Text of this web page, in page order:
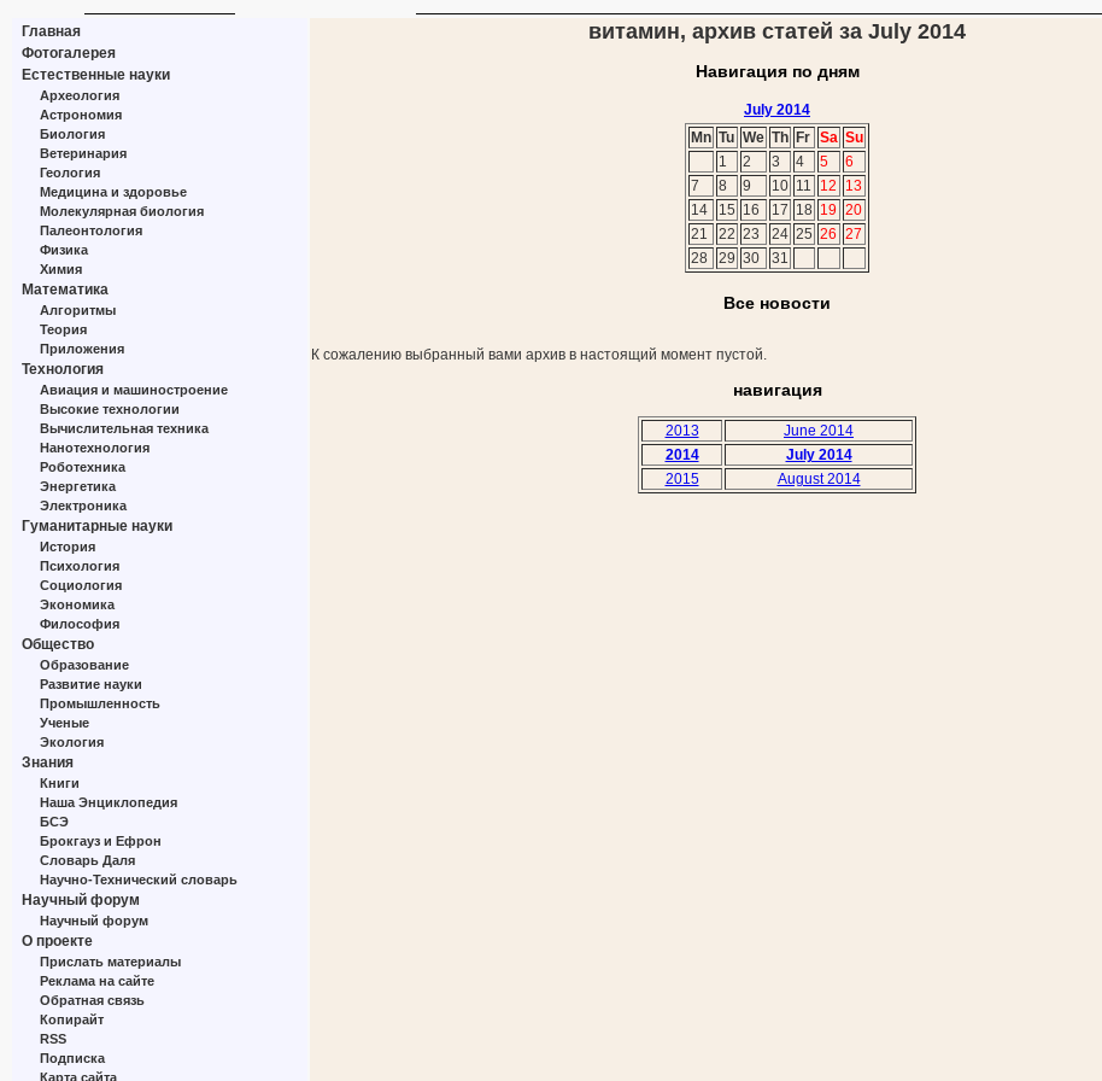
Главная
Фотогалерея
Естественные науки
Археология
Астрономия
Биология
Ветеринария
Геология
Медицина и здоровье
Молекулярная биология
Палеонтология
Физика
Химия
Математика
Алгоритмы
Теория
Приложения
Технология
Авиация и машиностроение
Высокие технологии
Вычислительная техника
Нанотехнология
Роботехника
Энергетика
Электроника
Гуманитарные науки
История
Психология
Социология
Экономика
Философия
Общество
Образование
Развитие науки
Промышленность
Ученые
Экология
Знания
Книги
Наша Энциклопедия
БСЭ
Брокгауз и Ефрон
Словарь Даля
Научно-Технический словарь
Научный форум
Научный форум
О проекте
Прислать материалы
Реклама на сайте
Обратная связь
Копирайт
RSS
Подписка
Карта сайта
витамин, архив статей за July 2014
Навигация по дням
July 2014
Mn Tu We Th Fr Sa Su
1
2 3 4 5
6
7
8 9 10 11 12
13
14
15 16 17 18 19 20
21
22 23 24 25 26 27
28
29 30 31
Все новости
К сожалению выбранный вами архив в настоящий момент пустой.
навигация
2013
June 2014
2014
July 2014
2015
August 2014